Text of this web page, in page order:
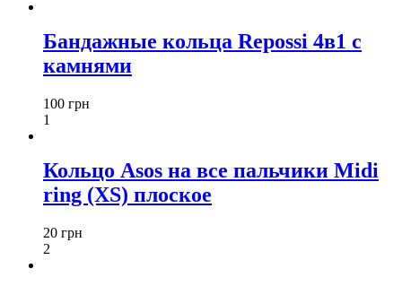
Бандажные кольца Repossi 4в1 с
камнями
100 грн
1
Кольцо Asos на все пальчики Midi
ring (XS) плоское
20 грн
2